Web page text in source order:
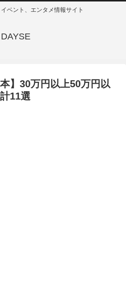
ベント、エンタメ情報サイト
DAYSE
】30万円以上50万円以
11選